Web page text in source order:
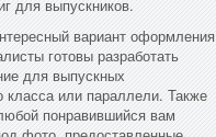
для выпускников.
вариант оформления
готовы разработать
для выпускных
или параллели. Также
понравившийся вам